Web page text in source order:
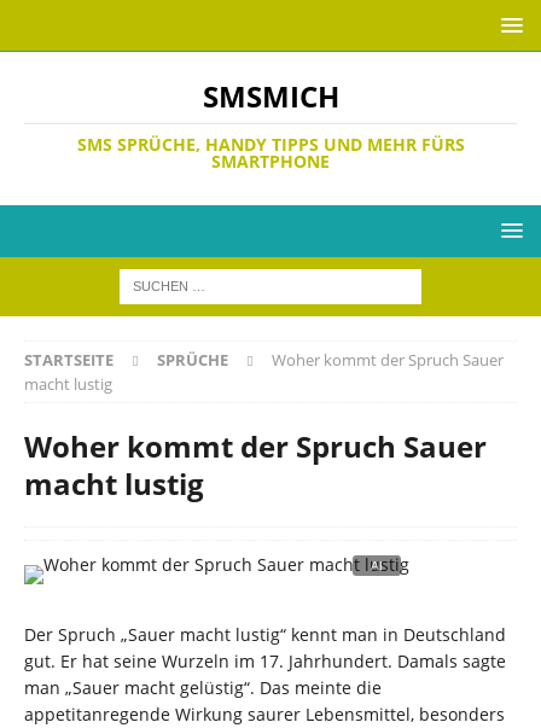
SMSMICH
SMS SPRÜCHE, HANDY TIPPS UND MEHR FÜRS
SMARTPHONE
STARTSEITE SPRÜCHE
Woher kommt der Spruch Sauer
macht lustig
Woher kommt der Spruch Sauer
macht lustig
Der Spruch „Sauer macht lustig“ kennt man in Deutschland
gut. Er hat seine Wurzeln im 17. Jahrhundert. Damals sagte
man „Sauer macht gelüstig“. Das meinte die
appetitanregende Wirkung saurer Lebensmittel, besonders